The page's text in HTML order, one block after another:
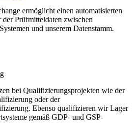
ermöglicht einen automatisierten
der Prüfmitteldaten zwischen
und unserem Datenstamm.
bei Qualifizierungsprojekten wie der
oder der
Ebenso qualifizieren wir Lager
gemäß GDP- und GSP-